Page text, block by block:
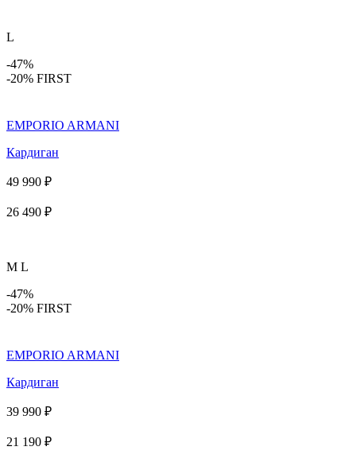
L
-47%
-20% FIRST
EMPORIO ARMANI
Кардиган
49 990 ₽
26 490 ₽
M L
-47%
-20% FIRST
EMPORIO ARMANI
Кардиган
39 990 ₽
21 190 ₽